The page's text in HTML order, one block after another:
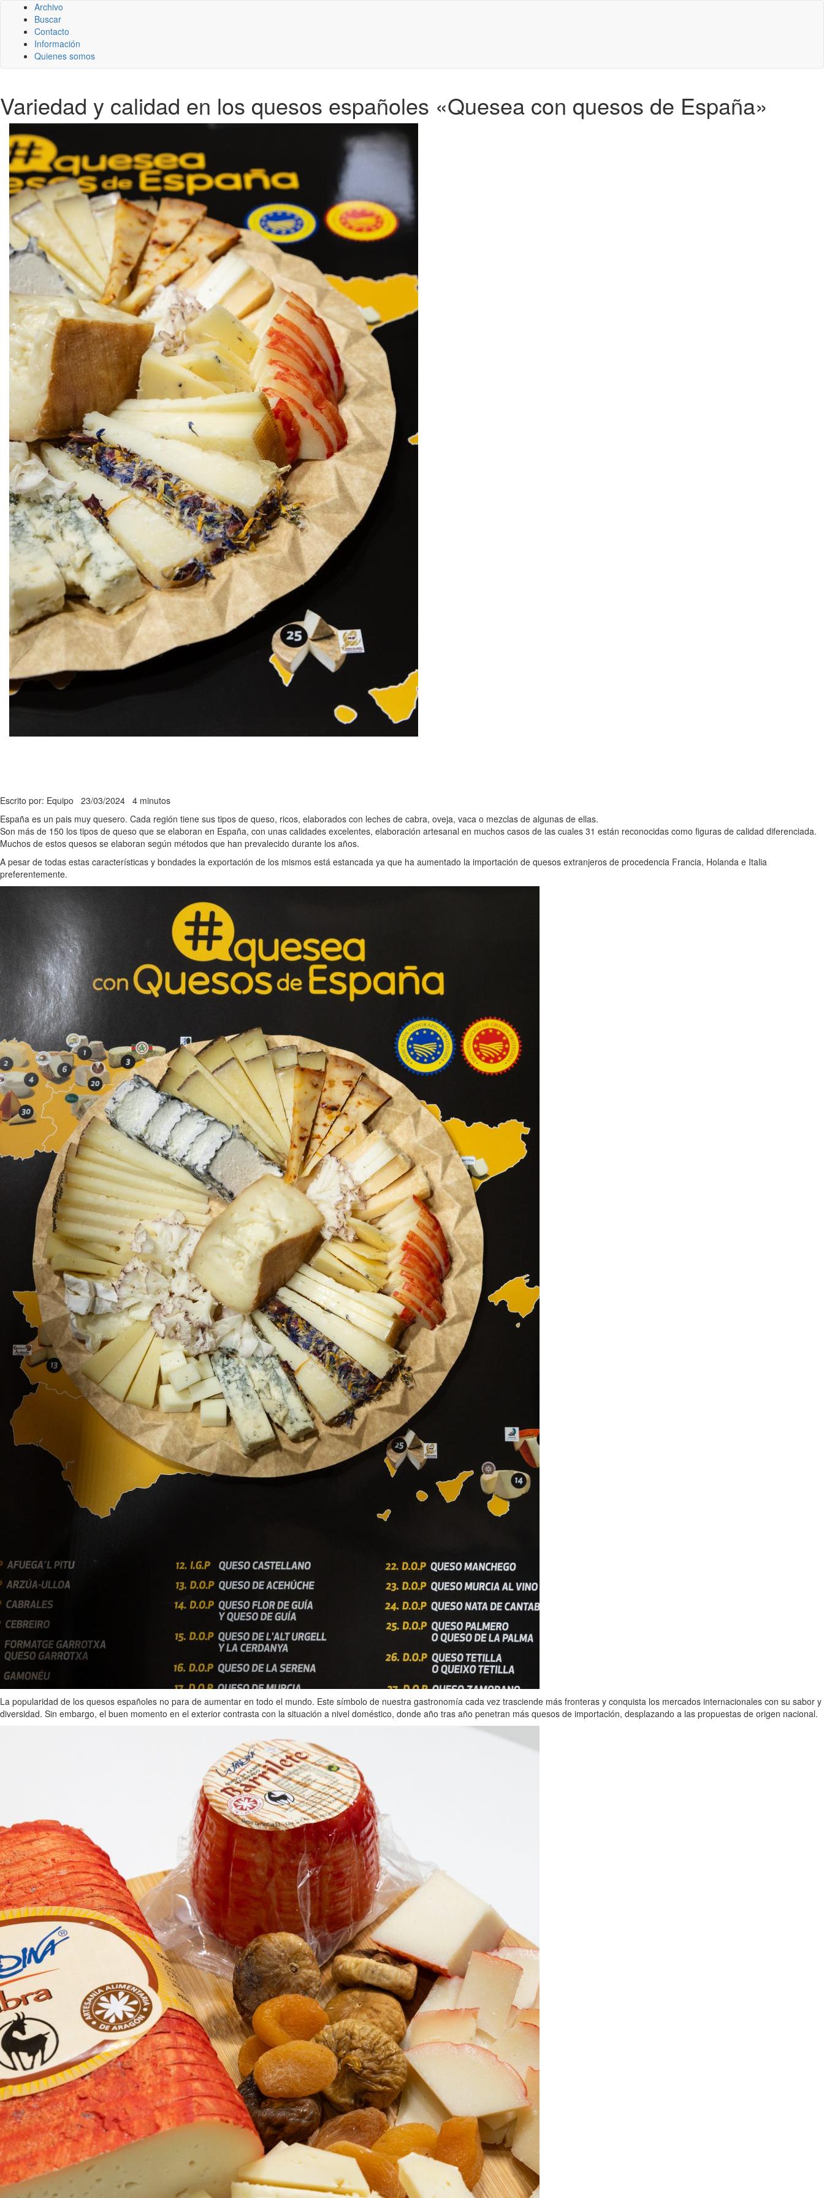
Archivo
Buscar
Contacto
Información
Quienes somos
Variedad y calidad en los quesos españoles «Quesea con quesos de España»
Escrito por: Equipo 23/03/2024 4 minutos
España es un pais muy quesero. Cada región tiene sus tipos de queso, ricos, elaborados con leches de cabra, oveja, vaca o mezclas de algunas de ellas.
Son más de 150 los tipos de queso que se elaboran en España, con unas calidades excelentes, elaboración artesanal en muchos casos de las cuales 31 están reconocidas como figuras de calidad diferenciada.
Muchos de estos quesos se elaboran según métodos que han prevalecido durante los años.
A pesar de todas estas características y bondades la exportación de los mismos está estancada ya que ha aumentado la importación de quesos extranjeros de procedencia Francia, Holanda e Italia
preferentemente.
La popularidad de los quesos españoles no para de aumentar en todo el mundo. Este símbolo de nuestra gastronomía cada vez trasciende más fronteras y conquista los mercados internacionales con su sabor y
diversidad. Sin embargo, el buen momento en el exterior contrasta con la situación a nivel doméstico, donde año tras año penetran más quesos de importación, desplazando a las propuestas de origen nacional.